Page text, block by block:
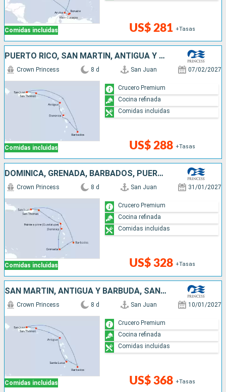
Comidas incluidas US$ 281 +Tasas
PUERTO RICO, SAN MARTÍN, ANTIGUA Y BARBUDA, DOMINICA, BARBADOS
Comidas incluidas
Crown Princess 8 d San Juan 07/02/2027
US$ 288 +Tasas
Crucero Premium
Cocina refinada
Comidas incluidas
DOMINICA, GRENADA, BARBADOS, PUERTO RICO
Comidas incluidas
Crown Princess 8 d San Juan 31/01/2027
US$ 328 +Tasas
Crucero Premium
Cocina refinada
Comidas incluidas
SAN MARTÍN, ANTIGUA Y BARBUDA, SANTA LUCIA, BARBADOS, PUERTO RICO
Comidas incluidas
Crown Princess 8 d San Juan 10/01/2027
US$ 368 +Tasas
Crucero Premium
Cocina refinada
Comidas incluidas